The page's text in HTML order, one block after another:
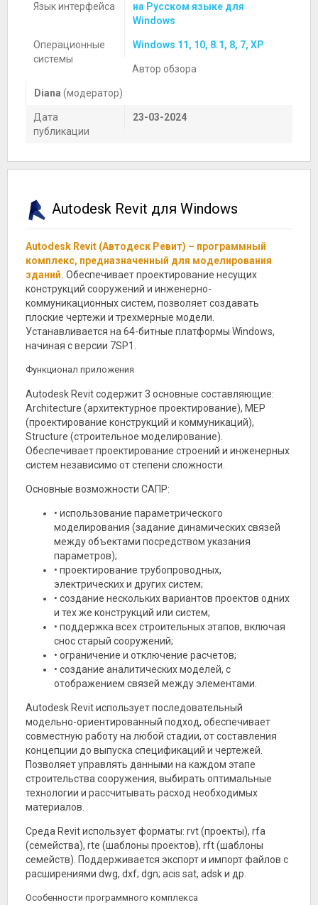
Язык интерфейса
на Русском языке для
Windows
Операционные
системы
Windows 11, 10, 8.1, 8, 7, XP
Автор обзора
Diana (модератор)
Дата
публикации
23-03-2024
Autodesk Revit для Windows
Autodesk Revit (Автодеск Ревит) – программный
комплекс, предназначенный для моделирования
зданий. Обеспечивает проектирование несущих
конструкций сооружений и инженерно-
коммуникационных систем, позволяет создавать
плоские чертежи и трехмерные модели.
Устанавливается на 64-битные платформы Windows,
начиная с версии 7SP1.
Функционал приложения
Autodesk Revit содержит 3 основные составляющие:
Architecture (архитектурное проектирование), MEP
(проектирование конструкций и коммуникаций),
Structure (строительное моделирование).
Обеспечивает проектирование строений и инженерных
систем независимо от степени сложности.
Основные возможности САПР:
• использование параметрического
моделирования (задание динамических связей
между объектами посредством указания
параметров);
• проектирование трубопроводных,
электрических и других систем;
• создание нескольких вариантов проектов одних
и тех же конструкций или систем;
• поддержка всех строительных этапов, включая
снос старый сооружений;
• ограничение и отключение расчетов;
• создание аналитических моделей, с
отображением связей между элементами.
Autodesk Revit использует последовательный
модельно-ориентированный подход, обеспечивает
совместную работу на любой стадии, от составления
концепции до выпуска спецификаций и чертежей.
Позволяет управлять данными на каждом этапе
строительства сооружения, выбирать оптимальные
технологии и рассчитывать расход необходимых
материалов.
Среда Revit использует форматы: rvt (проекты), rfa
(семейства), rte (шаблоны проектов), rft (шаблоны
семейств). Поддерживается экспорт и импорт файлов с
расширениями dwg, dxf; dgn; acis sat, adsk и др.
Особенности программного комплекса